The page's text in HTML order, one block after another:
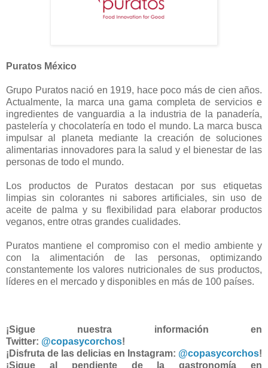
Puratos México
Grupo Puratos nació en 1919, hace poco más de cien años.
Actualmente, la marca una gama completa de servicios e
ingredientes de vanguardia a la industria de la panadería,
pastelería y chocolatería en todo el mundo. La marca busca
impulsar al planeta mediante la creación de soluciones
alimentarias innovadores para la salud y el bienestar de las
personas de todo el mundo.
Los productos de Puratos destacan por sus etiquetas
limpias sin colorantes ni sabores artificiales, sin uso de
aceite de palma y su flexibilidad para elaborar productos
veganos, entre otras grandes cualidades.
Puratos mantiene el compromiso con el medio ambiente y
con la alimentación de las personas, optimizando
constantemente los valores nutricionales de sus productos,
líderes en el mercado y disponibles en más de 100 países.
¡Sigue nuestra información en
Twitter: @copasycorchos!
¡Disfruta de las delicias en Instagram: @copasycorchos!
¡Sigue al pendiente de la gastronomía en